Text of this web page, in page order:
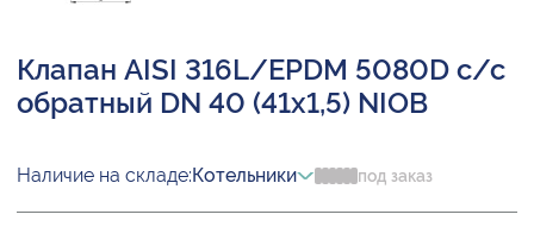
Клапан AISI 316L/EPDM 5080D с/с
обратный DN 40 (41х1,5) NIOB
Наличие на складе:Котельники под заказ